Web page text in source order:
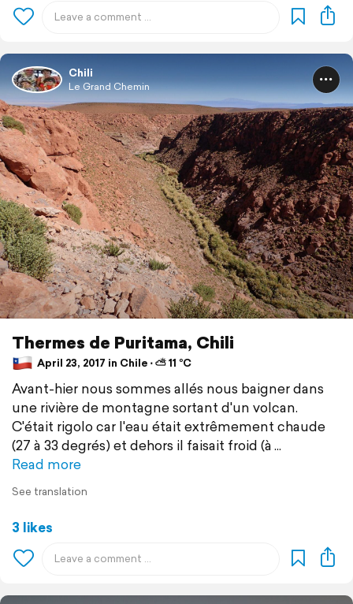
Chili
Le Grand Chemin
Thermes de Puritama, Chili
April 23, 2017 in Chile ⋅ ⛅ 11 °C
Avant-hier nous sommes allés nous baigner dans
une rivière de montagne sortant d'un volcan.
C'était rigolo car l'eau était​ extrêmement chaude
(27 à 33 degrés) et dehors il faisait froid (à
Read more
See translation
3 likes